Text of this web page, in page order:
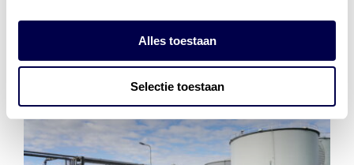
Alles toestaan
Selectie toestaan